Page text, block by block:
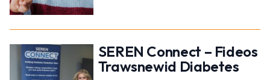
SEREN Connect – Fideos
Trawsnewid Diabetes